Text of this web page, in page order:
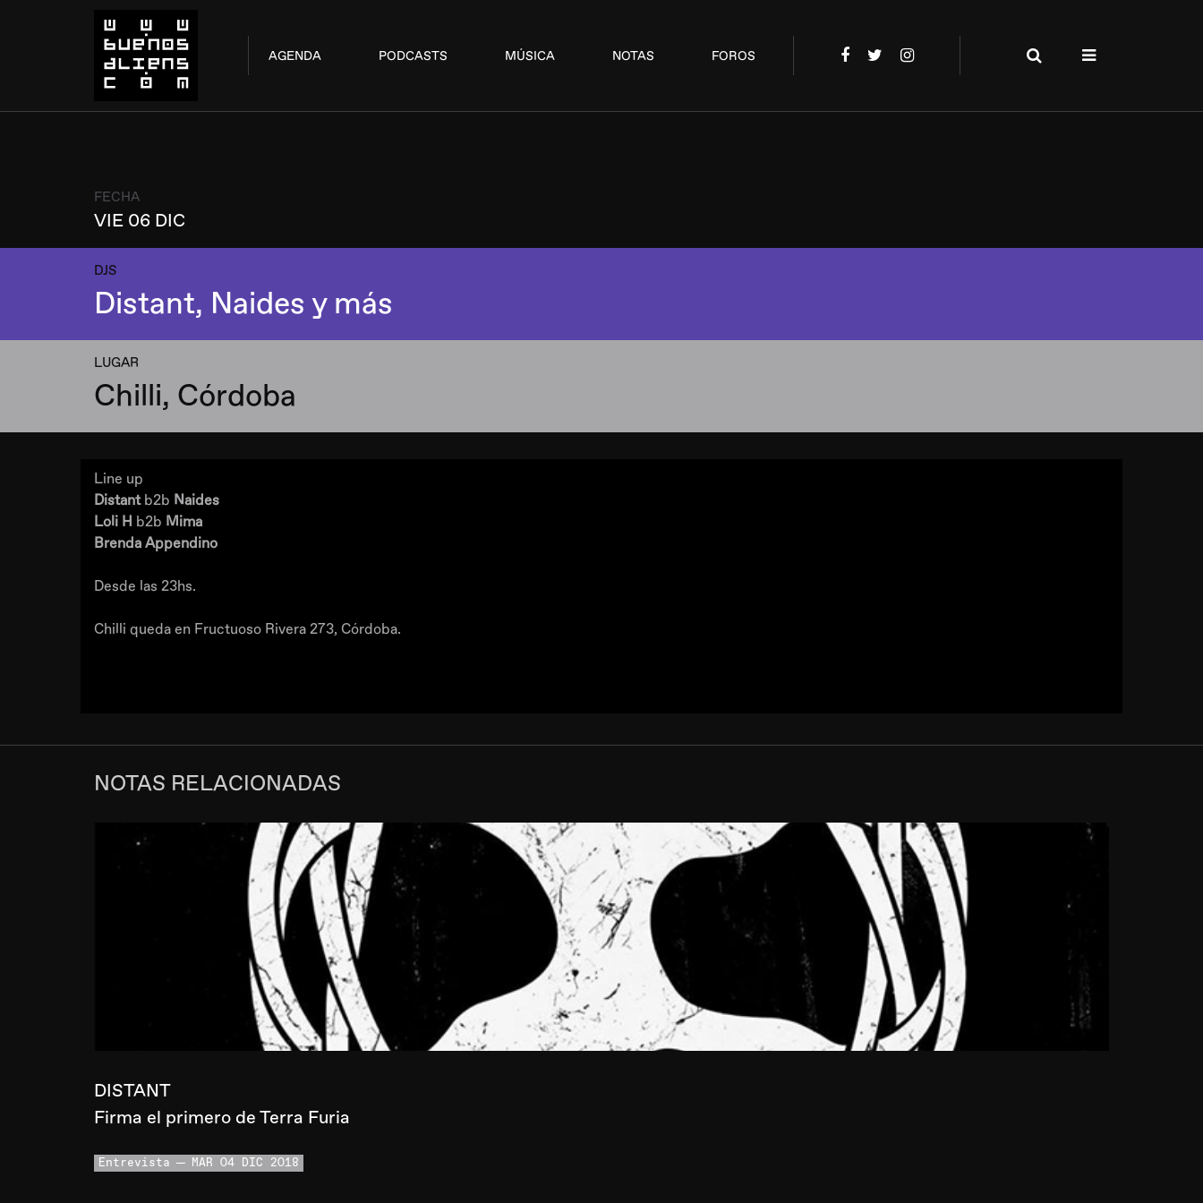
AGENDA PODCASTS MÚSICA NOTAS FOROS
FECHA
VIE 06 DIC
DJS
Distant, Naides y más
LUGAR
Chilli, Córdoba
Line up
Distant b2b Naides
Loli H b2b Mima
Brenda Appendino
Desde las 23hs.
Chilli queda en Fructuoso Rivera 273, Córdoba.
NOTAS RELACIONADAS
DISTANT
Firma el primero de Terra Furia
Entrevista MAR 04 DIC 2018